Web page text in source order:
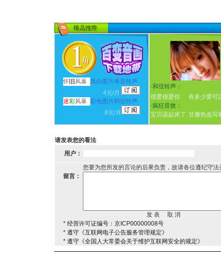
怀 旧 风暴
黑白图片单音铃声
4元/月
迷彩风暴 彩色图片和弦铃声
8元/月
·和弦铃声：
很爱很爱你
有多少爱可
·疯狂音效：
宝贝该起床了 甘撒热血写
请发表您的看法
用户：
您要为您所发的言论的后果负责，故请各位遵纪守
留言：
* 经营许可证编号：京ICP00000008号
* 遵守《互联网电子公告服务管理规定》
* 遵守《全国人大常委会关于维护互联网安全的规定》